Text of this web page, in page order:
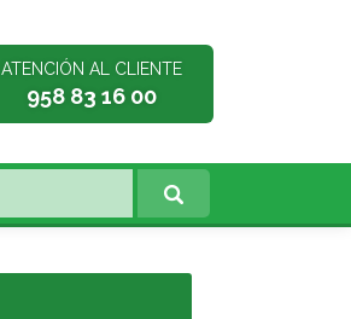
ATENCIÓN AL CLIENTE
958 83 16 00